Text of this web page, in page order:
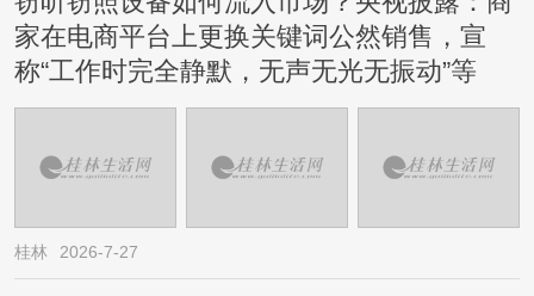
家在电商平台上更换关键词公然销售，宣
称“工作时完全静默，无声无光无振动”等
桂林 2026-7-27